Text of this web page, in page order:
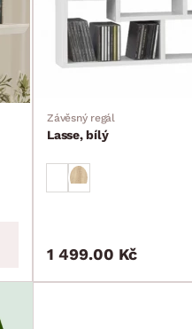
Závěsný regál
Lasse, bílý
1 499.00 Kč